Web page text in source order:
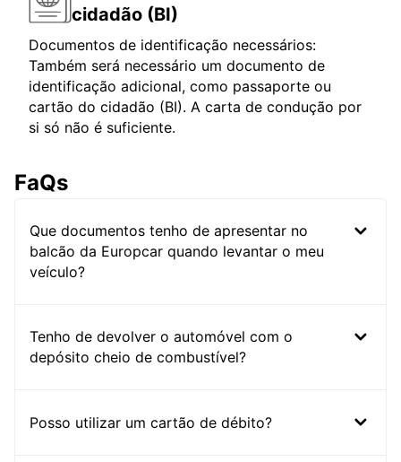
cidadão (BI)
Documentos de identificação necessários:
Também será necessário um documento de
identificação adicional, como passaporte ou
cartão do cidadão (BI). A carta de condução por
si só não é suficiente.
FaQs
Que documentos tenho de apresentar no
balcão da Europcar quando levantar o meu
veículo?
Tenho de devolver o automóvel com o
depósito cheio de combustível?
Posso utilizar um cartão de débito?